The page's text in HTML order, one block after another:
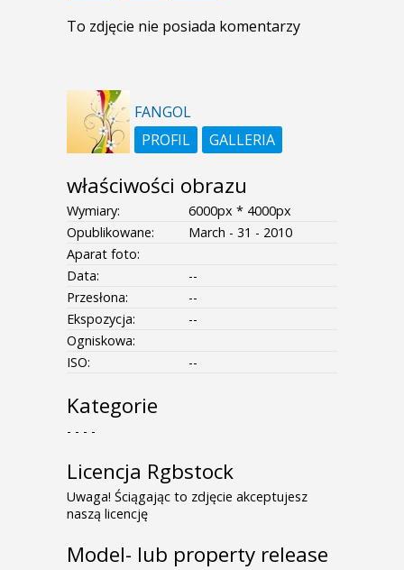
To zdjęcie nie posiada komentarzy
FANGOL
PROFIL
GALLERIA
właściwości obrazu
Wymiary:
6000px * 4000px
Opublikowane:
March - 31 - 2010
Aparat foto:
Data:
--
Przesłona:
--
Ekspozycja:
--
Ogniskowa:
ISO:
--
Kategorie
- - - -
Licencja Rgbstock
Uwaga! Ściągając to zdjęcie akceptujesz
naszą licencję
Model- lub property release